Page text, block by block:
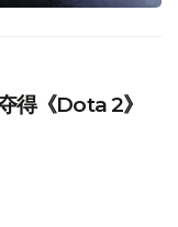
《Dota 2》